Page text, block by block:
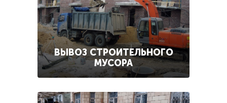
ВЫВОЗ СТРОИТЕЛЬНОГО
МУСОРА